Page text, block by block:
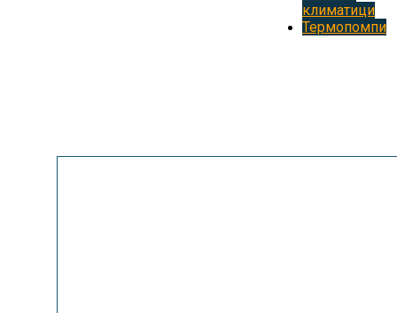
климатици
Термопомпи